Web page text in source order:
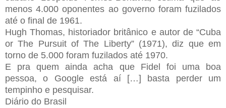
menos 4.000 oponentes ao governo foram fuzilados
até o final de 1961.
Hugh Thomas, historiador britânico e autor de “Cuba
or The Pursuit of The Liberty” (1971), diz que em
torno de 5.000 foram fuzilados até 1970.
E pra quem ainda acha que Fidel foi uma boa
pessoa, o Google está aí […] basta perder um
tempinho e pesquisar.
Diário do Brasil